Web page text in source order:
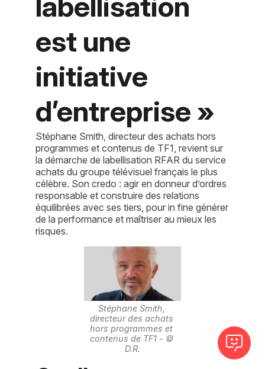
est une
initiative
d’entreprise »
Stéphane Smith, directeur des achats hors
programmes et contenus de TF1, revient sur
la démarche de labellisation RFAR du service
achats du groupe télévisuel français le plus
célèbre. Son credo : agir en donneur d’ordres
responsable et construire des relations
équilibrées avec ses tiers, pour in fine générer
de la performance et maîtriser au mieux les
risques.
Stéphane Smith,
directeur des achats
hors programmes et
contenus de TF1 - ©
D.R.